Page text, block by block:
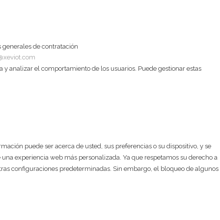
generales de contratación
analizar el comportamiento de los usuarios. Puede gestionar estas
puede ser acerca de usted, sus preferencias o su dispositivo, y se
experiencia web más personalizada. Ya que respetamos su derecho a
configuraciones predeterminadas. Sin embargo, el bloqueo de algunos